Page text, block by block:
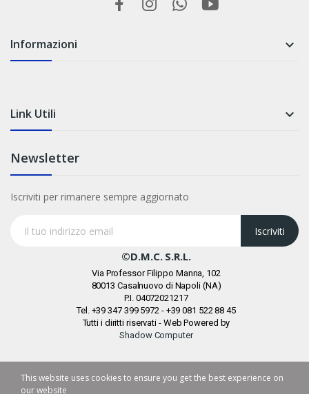
Informazioni 
Link Utili 
Newsletter
Iscriviti per rimanere sempre aggiornato
Iscriviti
©D.M.C. S.r.l.
Via Professor Filippo Manna, 102
80013 Casalnuovo di Napoli (NA)
P.I. 04072021217
Tel. +39 347 399 5972 - +39 081 522 88 45
Tutti i diritti riservati - Web Powered by
Shadow Computer
This website uses cookies to ensure you get the best experience on
our website